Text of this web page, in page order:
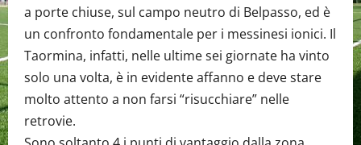
a porte chiuse, sul campo neutro di Belpasso, ed è
un confronto fondamentale per i messinesi ionici. Il
Taormina, infatti, nelle ultime sei giornate ha vinto
solo una volta, è in evidente affanno e deve stare
molto attento a non farsi “risucchiare” nelle
retrovie.